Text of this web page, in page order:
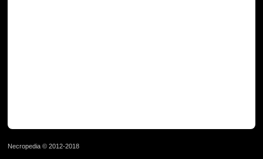
Necropedia © 2012-2018